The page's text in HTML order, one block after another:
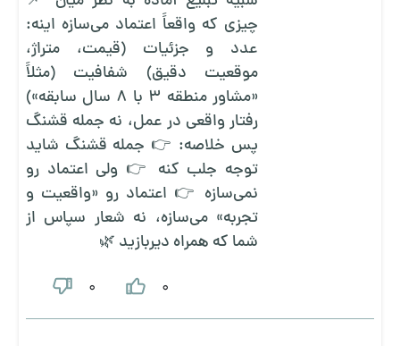
چیزی که واقعاً اعتماد می‌سازه اینه:
عدد و جزئیات (قیمت، متراژ،
موقعیت دقیق) شفافیت (مثلاً
«مشاور منطقه ۳ با ۸ سال سابقه»)
رفتار واقعی در عمل، نه جمله قشنگ
پس خلاصه: 👉 جمله قشنگ شاید
توجه جلب کنه 👉 ولی اعتماد رو
نمی‌سازه 👉 اعتماد رو «واقعیت و
تجربه» می‌سازه، نه شعار سپاس از
شما که همراه دیربازید 🌿
0
0